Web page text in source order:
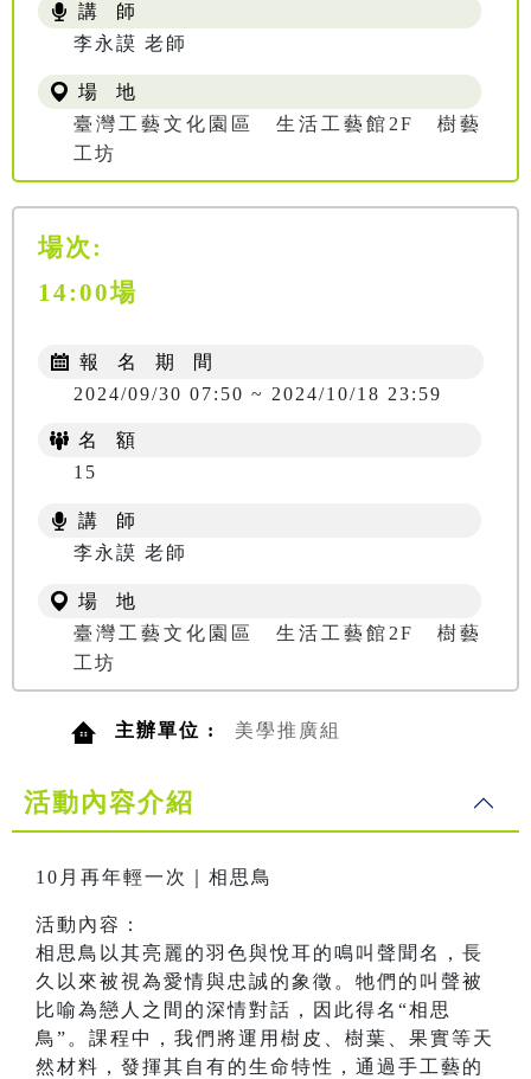
講 師
李永謨 老師
場 地
臺灣工藝文化園區 生活工藝館2F 樹藝
工坊
場次:
14:00場
報 名 期 間
2024/09/30 07:50 ~ 2024/10/18 23:59
名 額
15
講 師
李永謨 老師
場 地
臺灣工藝文化園區 生活工藝館2F 樹藝
工坊
主辦單位 : 美學推廣組
活動內容介紹
10月再年輕一次｜相思鳥
活動內容：
相思鳥以其亮麗的羽色與悅耳的鳴叫聲聞名，長
久以來被視為愛情與忠誠的象徵。牠們的叫聲被
比喻為戀人之間的深情對話，因此得名“相思
鳥”。課程中，我們將運用樹皮、樹葉、果實等天
然材料，發揮其自有的生命特性，通過手工藝的